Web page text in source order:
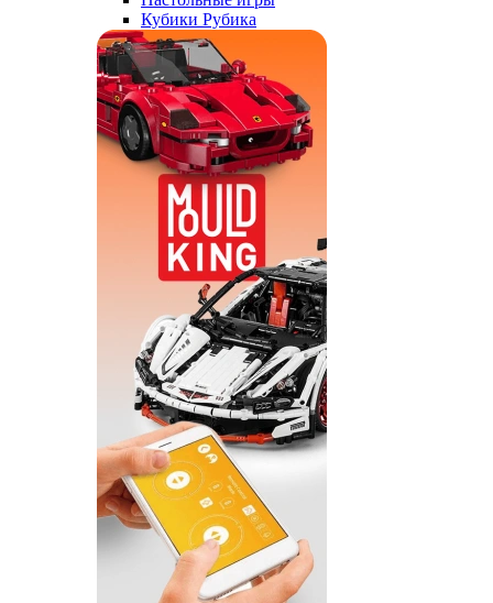
Кубики Рубика